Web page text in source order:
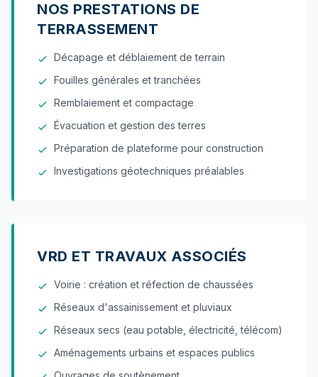
NOS PRESTATIONS DE
TERRASSEMENT
Décapage et déblaiement de terrain
Fouilles générales et tranchées
Remblaiement et compactage
Évacuation et gestion des terres
Préparation de plateforme pour construction
Investigations géotechniques préalables
VRD ET TRAVAUX ASSOCIÉS
Voirie : création et réfection de chaussées
Réseaux d'assainissement et pluviaux
Réseaux secs (eau potable, électricité, télécom)
Aménagements urbains et espaces publics